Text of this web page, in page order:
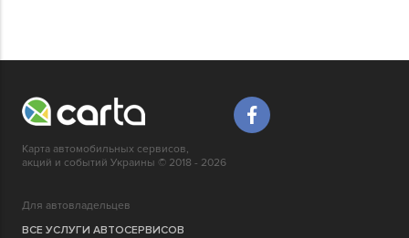
Карта автомобильных сервисов,
акций и событий Украины © 2018 - 2026
Для автовладельцев
ВСЕ УСЛУГИ АВТОСЕРВИСОВ